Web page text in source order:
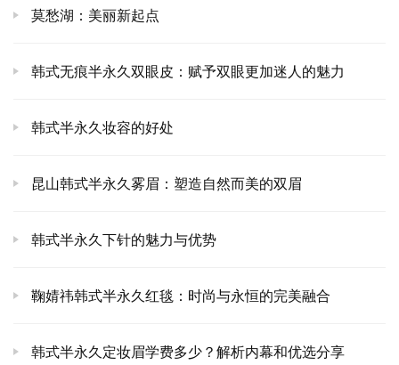
莫愁湖：美丽新起点
韩式无痕半永久双眼皮：赋予双眼更加迷人的魅力
韩式半永久妆容的好处
昆山韩式半永久雾眉：塑造自然而美的双眉
韩式半永久下针的魅力与优势
鞠婧祎韩式半永久红毯：时尚与永恒的完美融合
韩式半永久定妆眉学费多少？解析内幕和优选分享